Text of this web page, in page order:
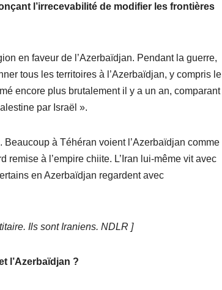
l’irrecevabilité de modifier les frontières
en faveur de l’Azerbaïdjan. Pendant la guerre,
tous les territoires à l’Azerbaïdjan, y compris le
encore plus brutalement il y a un an, comparant
par Israël ».
Beaucoup à Téhéran voient l’Azerbaïdjan comme
à l’empire chiite. L’Iran lui-même vit avec
en Azerbaïdjan regardent avec
Ils sont Iraniens. NDLR ]
l’Azerbaïdjan ?